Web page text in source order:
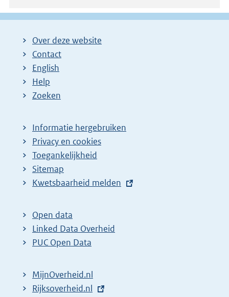
Over deze website
Contact
English
Help
Zoeken
Informatie hergebruiken
Privacy en cookies
Toegankelijkheid
Sitemap
E
t
e
r
l
i
Kwetsbaarheid melden
Open data
Linked Data Overheid
PUC Open Data
MijnOverheid.nl
E
Rijksoverheid.nl